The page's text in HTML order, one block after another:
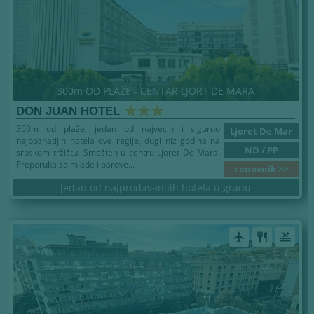
300m OD PLAŽE - CENTAR LJORT DE MARA
DON JUAN HOTEL
Ljoret De Mar
ND / PP
cenovnik >>
300m od plaže, jedan od najvećih i sigurno
najpoznatijih hotela ove regije, dugi niz godina na
srpskom tržištu. Smešten u centru Ljoret De Mara.
Preporuka za mlade i parove...
Jedan od najprodavanijih hotela u gradu
airplanemode_active restaurant pool